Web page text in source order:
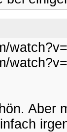
Aber